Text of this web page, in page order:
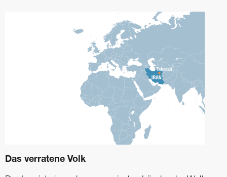
Das verratene Volk